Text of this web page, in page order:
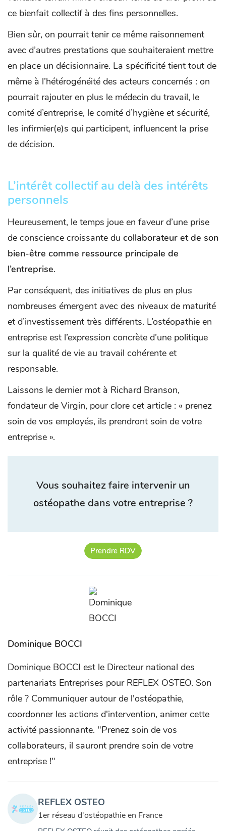
ce bienfait collectif à des fins personnelles.
Bien sûr, on pourrait tenir ce même raisonnement
avec d’autres prestations que souhaiteraient mettre
en place un décisionnaire. La spécificité tient tout de
même à l’hétérogénéité des acteurs concernés : on
pourrait rajouter en plus le médecin du travail, le
comité d’entreprise, le comité d’hygiène et sécurité,
les infirmier(e)s qui participent, influencent la prise
de décision.
L’intérêt collectif au delà des intérêts
personnels
Heureusement, le temps joue en faveur d’une prise
de conscience croissante du collaborateur et de son
bien-être comme ressource principale de
l’entreprise.
Par conséquent, des initiatives de plus en plus
nombreuses émergent avec des niveaux de maturité
et d’investissement très différents. L’ostéopathie en
entreprise est l’expression concrète d’une politique
sur la qualité de vie au travail cohérente et
responsable.
Laissons le dernier mot à Richard Branson,
fondateur de Virgin, pour clore cet article : « prenez
soin de vos employés, ils prendront soin de votre
entreprise ».
Vous souhaitez faire intervenir un
ostéopathe dans votre entreprise ?
Prendre RDV
Dominique BOCCI
Dominique BOCCI est le Directeur national des
partenariats Entreprises pour REFLEX OSTEO. Son
rôle ? Communiquer autour de l'ostéopathie,
coordonner les actions d'intervention, animer cette
activité passionnante. "Prenez soin de vos
collaborateurs, il sauront prendre soin de votre
entreprise !"
REFLEX OSTEO
1er réseau d'ostéopathie en France